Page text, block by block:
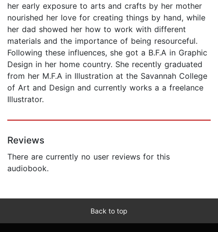
her early exposure to arts and crafts by her mother
nourished her love for creating things by hand, while
her dad showed her how to work with different
materials and the importance of being resourceful.
Following these influences, she got a B.F.A in Graphic
Design in her home country. She recently graduated
from her M.F.A in Illustration at the Savannah College
of Art and Design and currently works a a freelance
Illustrator.
Reviews
There are currently no user reviews for this
audiobook.
Back to top